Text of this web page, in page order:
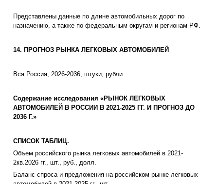
Представлены данные по длине автомобильных дорог по
назначению, а также по федеральным округам и регионам РФ.
14. ПРОГНОЗ РЫНКА ЛЕГКОВЫХ АВТОМОБИЛЕЙ
Вся Россия, 2026-2036, штуки, рубли
Содержание исследования «РЫНОК ЛЕГКОВЫХ
АВТОМОБИЛЕЙ В РОССИИ В 2021-2025 ГГ. И ПРОГНОЗ ДО
2036 Г.»
СПИСОК ТАБЛИЦ.
Объем российского рынка легковых автомобилей в 2021-
2кв.2026 гг., шт., руб., долл.
Баланс спроса и предложения на российском рынке легковых